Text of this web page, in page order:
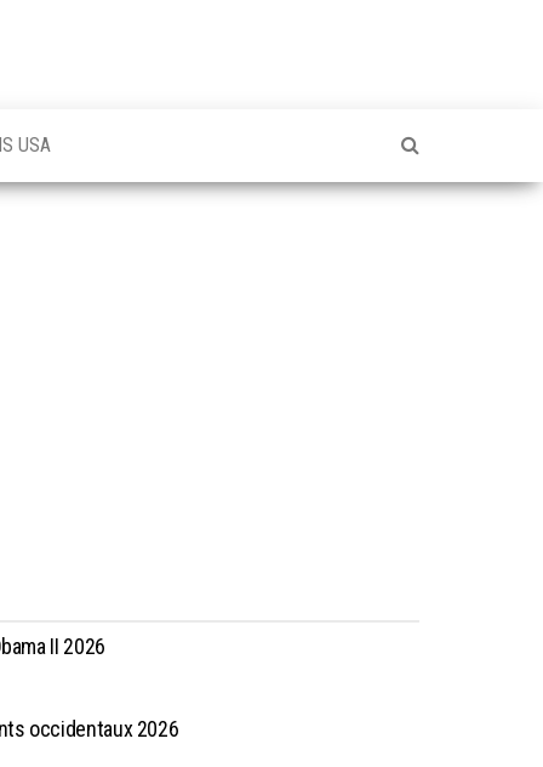
USA
II 2026
occidentaux 2026